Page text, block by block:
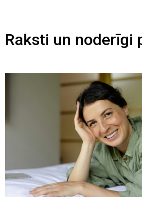
Raksti un noderīgi